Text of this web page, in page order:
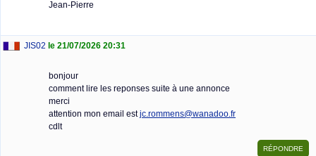
Jean-Pierre
JIS02 le 21/07/2026 20:31
bonjour
comment lire les reponses suite à une annonce
merci
attention mon email estjc.rommens@wanadoo.fr
cdlt